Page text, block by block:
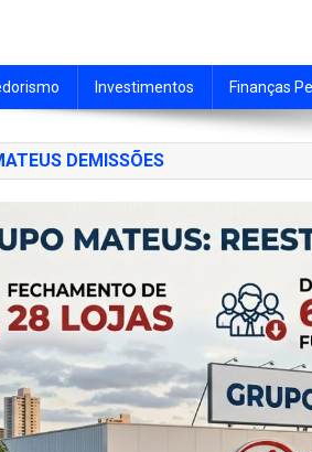
Investimentos Finanças
DEMISSÕES